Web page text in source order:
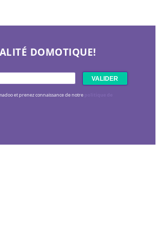
DOMOTIQUE!
et prenez connaissance de notre